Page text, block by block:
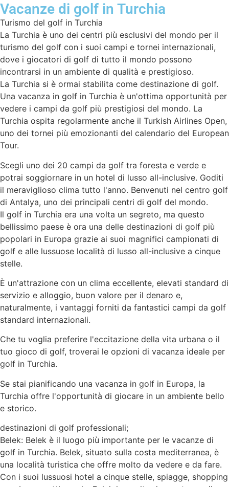
Vacanze di golf in Turchia
Turismo del golf in Turchia
La Turchia è uno dei centri più esclusivi del mondo per il
turismo del golf con i suoi campi e tornei internazionali,
dove i giocatori di golf di tutto il mondo possono
incontrarsi in un ambiente di qualità e prestigioso.
La Turchia si è ormai stabilita come destinazione di golf.
Una vacanza in golf in Turchia è un'ottima opportunità per
vedere i campi da golf più prestigiosi del mondo. La
Turchia ospita regolarmente anche il Turkish Airlines Open,
uno dei tornei più emozionanti del calendario del European
Tour.
Scegli uno dei 20 campi da golf tra foresta e verde e
potrai soggiornare in un hotel di lusso all-inclusive. Goditi
il meraviglioso clima tutto l'anno. Benvenuti nel centro golf
di Antalya, uno dei principali centri di golf del mondo.
Il golf in Turchia era una volta un segreto, ma questo
bellissimo paese è ora una delle destinazioni di golf più
popolari in Europa grazie ai suoi magnifici campionati di
golf e alle lussuose località di lusso all-inclusive a cinque
stelle.
È un'attrazione con un clima eccellente, elevati standard di
servizio e alloggio, buon valore per il denaro e,
naturalmente, i vantaggi forniti da fantastici campi da golf
standard internazionali.
Che tu voglia preferire l'eccitazione della vita urbana o il
tuo gioco di golf, troverai le opzioni di vacanza ideale per
golf in Turchia.
Se stai pianificando una vacanza in golf in Europa, la
Turchia offre l'opportunità di giocare in un ambiente bello
e storico.
destinazioni di golf professionali;
Belek: Belek è il luogo più importante per le vacanze di
golf in Turchia. Belek, situato sulla costa mediterranea, è
una località turistica che offre molto da vedere e da fare.
Con i suoi lussuosi hotel a cinque stelle, spiagge, shopping